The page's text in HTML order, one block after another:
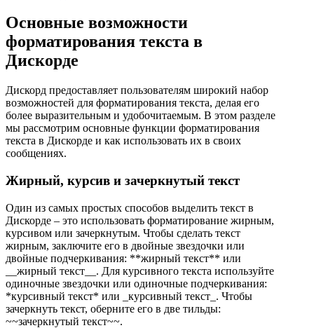
Основные возможности
форматирования текста в
Дискорде
Дискорд предоставляет пользователям широкий набор
возможностей для форматирования текста, делая его
более выразительным и удобочитаемым. В этом разделе
мы рассмотрим основные функции форматирования
текста в Дискорде и как использовать их в своих
сообщениях.
Жирный, курсив и зачеркнутый текст
Один из самых простых способов выделить текст в
Дискорде – это использовать форматирование жирным,
курсивом или зачеркнутым. Чтобы сделать текст
жирным, заключите его в двойные звездочки или
двойные подчеркивания: **жирный текст** или
__жирный текст__. Для курсивного текста используйте
одиночные звездочки или одиночные подчеркивания:
*курсивный текст* или _курсивный текст_. Чтобы
зачеркнуть текст, оберните его в две тильды:
~~зачеркнутый текст~~.